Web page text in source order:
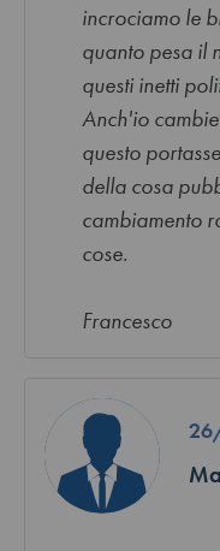
incrociamo le
quanto pesa il
questi inetti
Anch'io
questo
della cosa
cambiamento
cose.
Francesco